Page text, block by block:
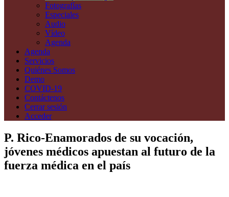
Fotografías
Especiales
Audio
Vídeo
Agenda
Agenda
Servicios
Quiénes Somos
Demo
COVID-19
Contáctenos
Cerrar sesión
Acceder
P. Rico-Enamorados de su vocación,
jóvenes médicos apuestan al futuro de la
fuerza médica en el país